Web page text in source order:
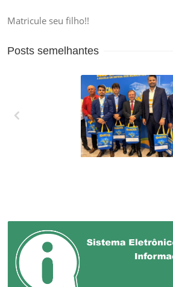
Matricule seu filho!!
Posts semelhantes
XXVII MARCHA EM